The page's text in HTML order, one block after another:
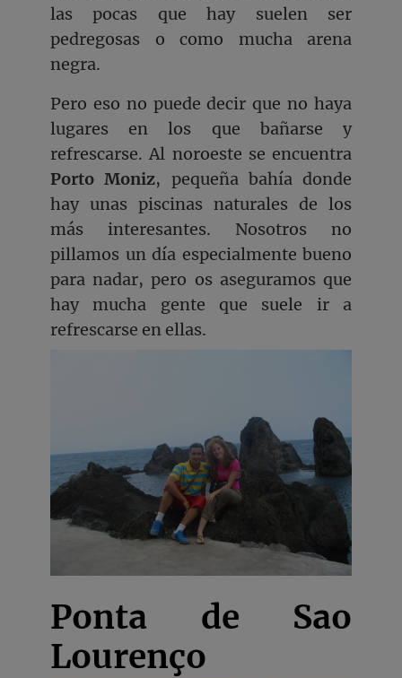
las pocas que hay suelen ser
pedregosas o como mucha arena
negra.
Pero eso no puede decir que no haya
lugares en los que bañarse y
refrescarse. Al noroeste se encuentra
Porto Moniz, pequeña bahía donde
hay unas piscinas naturales de los
más interesantes. Nosotros no
pillamos un día especialmente bueno
para nadar, pero os aseguramos que
hay mucha gente que suele ir a
refrescarse en ellas.
Ponta de Sao
Lourenço